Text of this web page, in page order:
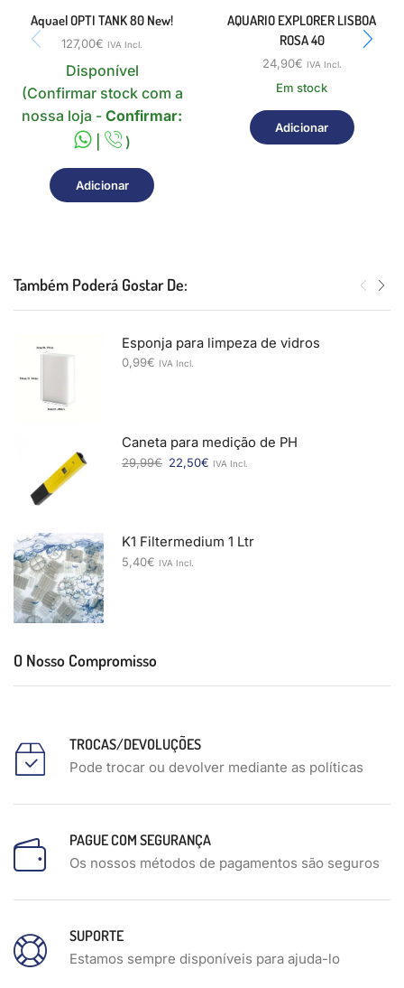
Aquael OPTI TANK 80 New!
127,00€ IVA Incl.
Disponível
(Confirmar stock com a
nossa loja -Confirmar:
|
)
Adicionar
AQUARIO EXPLORER LISBOA
ROSA 40
24,90€ IVA Incl.
Em stock
Adicionar
Também Poderá Gostar De:
Esponja para limpeza de vidros
0,99€ IVA Incl.
Caneta para medição de PH
29,99€ 22,50€ IVA Incl.
K1 Filtermedium 1 Ltr
5,40€ IVA Incl.
O Nosso Compromisso
TROCAS/DEVOLUÇÕES
Pode trocar ou devolver mediante as políticas
PAGUE COM SEGURANÇA
Os nossos métodos de pagamentos são seguros
SUPORTE
Estamos sempre disponíveis para ajuda-lo